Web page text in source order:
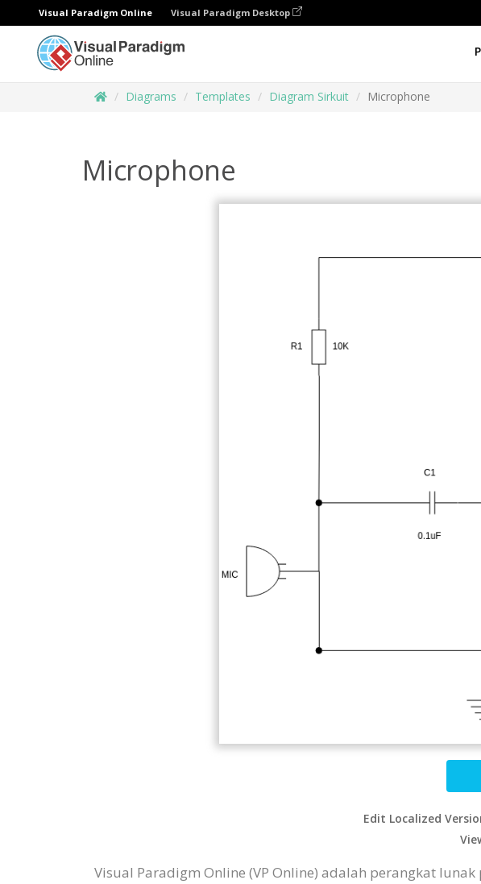
Visual Paradigm Online Visual Paradigm Desktop
Diagrams Templates Diagram Sirkuit Microphone
Microphone
Edit Localized
Visual Paradigm Online (VP Online) adalah perangkat